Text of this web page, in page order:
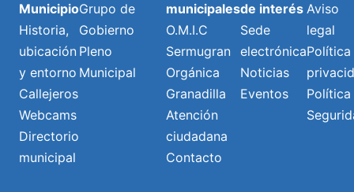
Municipio
Historia,
ubicación
y entorno
Callejeros
Webcams
Directorio
municipal
Grupo de
Gobierno
Pleno
Municipal
municipales
O.M.I.C
Sermugran
Orgánica
Granadilla
Atención
ciudadana
Contacto
de interés
Sede
electrónica
Noticias
Eventos
Aviso
legal
Política
Política